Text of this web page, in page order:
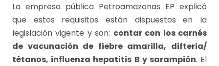
La empresa pública Petroamazonas EP explicó
que estos requisitos están dispuestos en la
legislación vigente y son: contar con los carnés
de vacunación de fiebre amarilla, difteria/
tétanos, influenza hepatitis B y sarampión. El